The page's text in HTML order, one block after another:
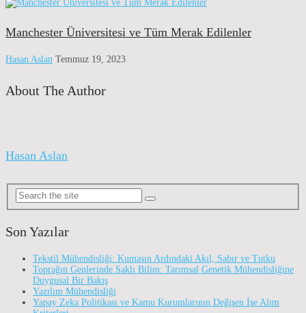
Manchester Üniversitesi ve Tüm Merak Edilenler
Hasan Aslan Temmuz 19, 2023
About The Author
Hasan Aslan
Son Yazılar
Tekstil Mühendisliği: Kumaşın Ardındaki Akıl, Sabır ve Tutku
Toprağın Genlerinde Saklı Bilim: Tarımsal Genetik Mühendisliğine
Duygusal Bir Bakış
Yazılım Mühendisliği
Yapay Zeka Politikası ve Kamu Kurumlarının Değişen İşe Alım